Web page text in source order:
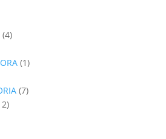
44
11
77
12